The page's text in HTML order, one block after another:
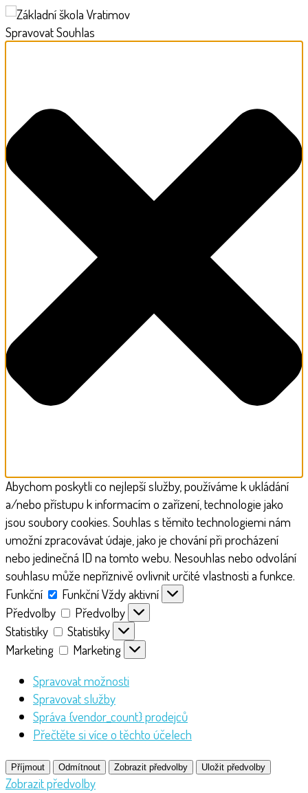
Spravovat Souhlas
Abychom poskytli co nejlepší služby, používáme k ukládání
a/nebo přístupu k informacím o zařízení, technologie jako
jsou soubory cookies. Souhlas s těmito technologiemi nám
umožní zpracovávat údaje, jako je chování při procházení
nebo jedinečná ID na tomto webu. Nesouhlas nebo odvolání
souhlasu může nepříznivě ovlivnit určité vlastnosti a funkce.
Funkční
FunkčníVždy aktivní
Předvolby
Předvolby
Statistiky
Statistiky
Marketing
Marketing
Spravovat možnosti
Spravovat služby
Správa {vendor_count} prodejců
Přečtěte si více o těchto účelech
Příjmout Odmítnout Zobrazit předvolby Uložit předvolby
Zobrazit předvolby